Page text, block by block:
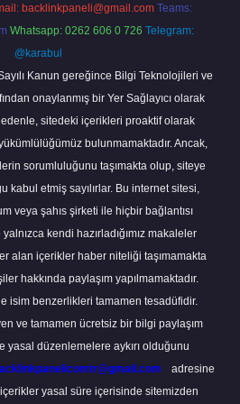
backlinkpaneli@gmail.com Teams:
Whatsapp: 0262 606 0 726 Telegram:
@karabul
Kanun gereğince Bilgi Teknolojileri ve
onaylanmış bir Yer Sağlayıcı olarak
sitedeki içerikleri proaktif olarak
bulunmamaktadır. Ancak,
sorumluluğunu taşımakta olup, siteye
kabul etmiş sayılırlar. Bu internet sitesi,
veya şahıs şirketi ile hiçbir bağlantısı
kendi hazırladığımız makaleler
alan içerikler haber niteliği taşımamakta
hakkında paylaşım yapılmamaktadır.
isim benzerlikleri tamamen tesadüfidir.
ve tamamen ücretsiz bir bilgi paylaşım
yasal düzenlemelere aykırı olduğunu
adresine
yasal süre içerisinde sitemizden